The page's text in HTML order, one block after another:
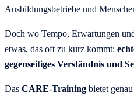
Ausbildungsbetriebe und
Doch wo Tempo, Erwartungen
etwas, das oft zu kurz kommt:
gegenseitiges Verständnis und
Das CARE-Training bietet